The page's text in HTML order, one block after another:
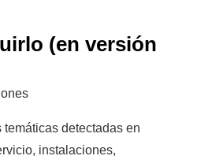
(en versión
detectadas en
instalaciones,